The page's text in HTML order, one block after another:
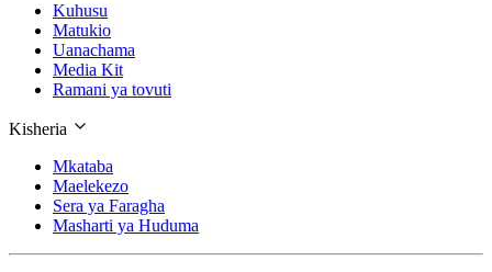
Kuhusu
Matukio
Uanachama
Media Kit
Ramani ya tovuti
Kisheria
Mkataba
Maelekezo
Sera ya Faragha
Masharti ya Huduma